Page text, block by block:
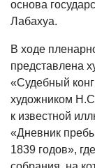
основа
Лабахуа.
В ходе
представлена
«Судебный
художником
к известной
«Дневник
1839 годов»,